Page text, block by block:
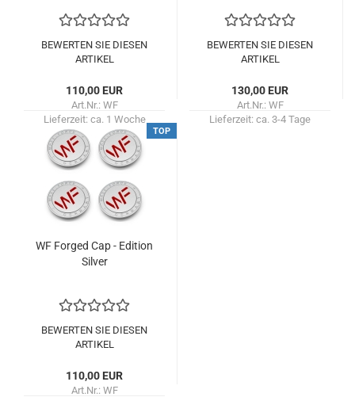
BEWERTEN SIE DIESEN
ARTIKEL
110,00 EUR
Art.Nr.: WF
Lieferzeit: ca. 1 Woche
BEWERTEN SIE DIESEN
ARTIKEL
130,00 EUR
Art.Nr.: WF
Lieferzeit: ca. 3-4 Tage
TOP
WF For­ged Cap - Edi­ti­on
Sil­ver
BEWERTEN SIE DIESEN
ARTIKEL
110,00 EUR
Art.Nr.: WF